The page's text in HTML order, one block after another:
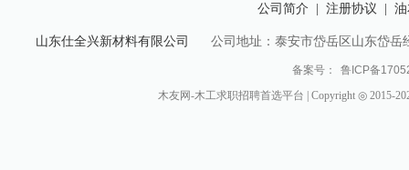
公司简介 注册协议
山东仕全兴新材料有限公司 公司地址：泰安市岱岳区山东岱岳
备案号：
鲁ICP备
木友网-木工求职招聘首选平台 | Copyright ◎ 2015-